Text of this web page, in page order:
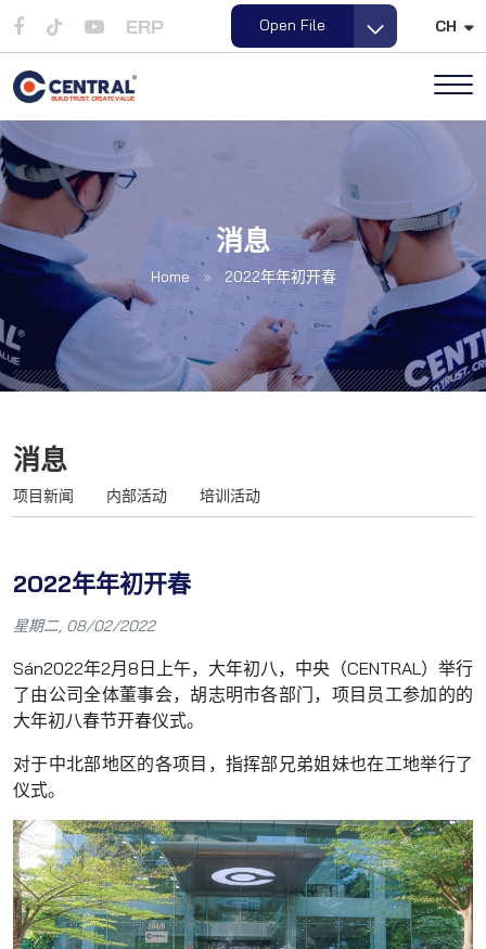
ERP e-Brochure CH
消息
Home » 2022年年初开春
消息
项目新闻 内部活动 培训活动
2022年年初开春
星期二, 08/02/2022
Sán2022年2月8日上午，大年初八，中央（CENTRAL）举行
了由公司全体董事会，胡志明市各部门，项目员工参加的的
大年初八春节开春仪式。
对于中北部地区的各项目，指挥部兄弟姐妹也在工地举行了
仪式。